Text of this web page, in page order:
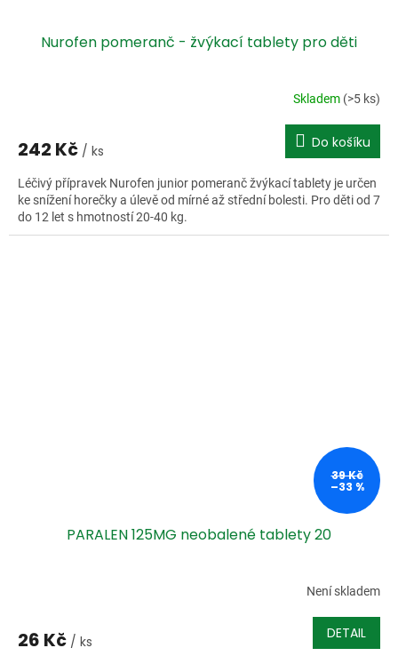
Nurofen pomeranč - žvýkací tablety pro děti
Skladem (>5 ks)
242 Kč / ks Do košíku
Léčivý přípravek Nurofen junior pomeranč žvýkací tablety je určen
ke snížení horečky a úlevě od mírné až střední bolesti. Pro děti od 7
do 12 let s hmotností 20-40 kg.
39 Kč
–33 %
PARALEN 125MG neobalené tablety 20
Není skladem
26 Kč / ks DETAIL